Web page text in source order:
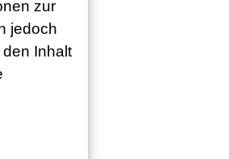
zur
jedoch
Inhalt